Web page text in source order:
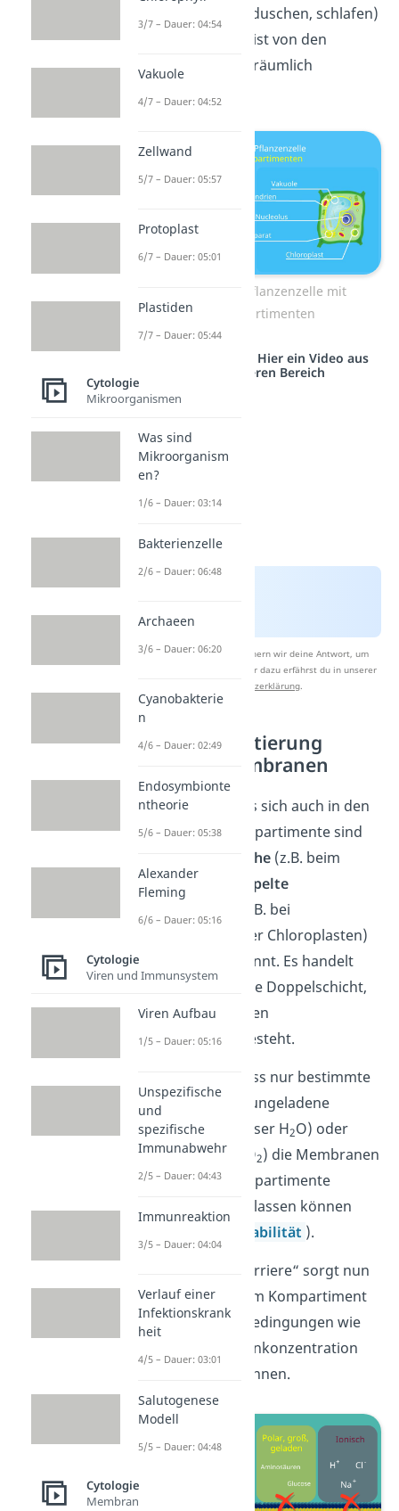
statt (z.B. kochen, duschen, schlafen)
und jedes Zimmer ist von den
anderen Zimmern räumlich
Tierzelle und Pflanzenzelle mit
Zellkompartimenten
Studyflix vernetzt: Hier ein Video aus
einem anderen Bereich
Nach Beantwortung speichern wir deine Antwort, um
Studyflix zu verbessern. Mehr dazu erfährst du in unserer
Datenschutzerklärung.
Kompartimentierung
durch Biomembranen
Genauso verhält es sich auch in den
Zellen: Die Zellkompartimente sind
einfache (z.B. beim
Zellkern) oder
doppelte
(z.B. bei
Mitochondrien oder Chloroplasten)
voneinander getrennt. Es handelt
sich hierbei um eine Doppelschicht,
die aus sogenannten
Phospholipiden
besteht.
Sie sorgt dafür, dass nur bestimmte
Stoffe, wie kleine, ungeladene
Moleküle (z.B. Wasser H2O) oder
Gase (Sauerstoff O2) die Membranen
und somit die Kompartimente
passieren oder verlassen können
selektive Permeabilität ).
Diese „selektive Barriere“ sorgt nun
dafür, dass in jedem Kompartiment
unterschiedliche Bedingungen wie
, Ionenkonzentration
usw. herrschen können.
3/7 – Dauer: 04:54
Vakuole
4/7 – Dauer: 04:52
Zellwand
5/7 – Dauer: 05:57
Protoplast
6/7 – Dauer: 05:01
Plastiden
7/7 – Dauer: 05:44
Cytologie
Mikroorganismen
Was sind
Mikroorganism
en?
1/6 – Dauer: 03:14
Bakterienzelle
2/6 – Dauer: 06:48
Archaeen
3/6 – Dauer: 06:20
Cyanobakterie
n
4/6 – Dauer: 02:49
Endosymbionte
ntheorie
5/6 – Dauer: 05:38
Alexander
Fleming
6/6 – Dauer: 05:16
Cytologie
Viren und Immunsystem
Viren Aufbau
1/5 – Dauer: 05:16
Unspezifische
und
spezifische
Immunabwehr
2/5 – Dauer: 04:43
Immunreaktion
3/5 – Dauer: 04:04
Verlauf einer
Infektionskrank
heit
4/5 – Dauer: 03:01
Salutogenese
Modell
5/5 – Dauer: 04:48
Cytologie
Membran